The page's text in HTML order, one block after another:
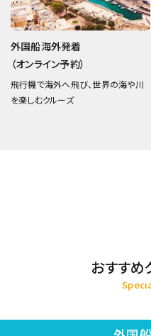
外国船海外発着
（オンライン予約）
飛行機で海外へ飛び、世界の海や川
を楽しむクルーズ
おすすめ